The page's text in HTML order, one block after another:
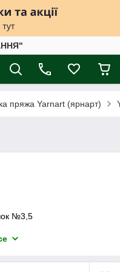
пряжа Yarnart (ярнарт)
№3,5
деякий блиск.
без вузлів і